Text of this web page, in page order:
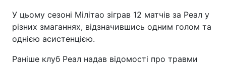
У цьому сезоні Мілітао зіграв 12 матчів за Реал у
різних змаганнях, відзначившись одним голом та
однією асистенцією.
Раніше клуб Реал надав відомості про травми